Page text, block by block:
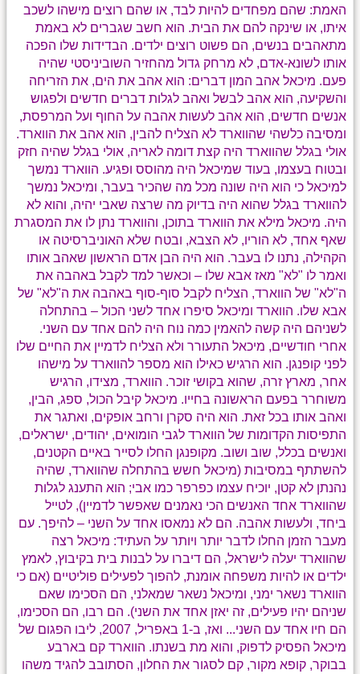
האמת: שהם מפחדים להיות לבד, או שהם רוצים מישהו לשכב
איתו, או שינקה להם את הבית. הוא חשב שגברים לא באמת
מתאהבים בנשים, הם פשוט רוצים ילדים. הבדידות שלו הפכה
אותו לשונא-אדם, לא מרחק גדול מהחזיר השוביניסטי שהיה
פעם. מיכאל אהב המון דברים: הוא אהב את הים, את הזריחה
והשקיעה, הוא אהב לבשל ואהב לגלות דברים חדשים ולפגוש
אנשים חדשים, הוא אהב לעשות אהבה על החוף ועל המרפסת,
ומסיבה כלשהי שהווארד לא הצליח להבין, הוא אהב את הווארד.
אולי בגלל שהווארד היה קצת דומה לאריה, אולי בגלל שהיה חזק
ובטוח בעצמו, בעוד שמיכאל היה מהוסס ופגיע. הווארד נמשך
למיכאל כי הוא היה שונה מכל מה שהכיר בעבר, ומיכאל נמשך
להווארד בגלל שהוא היה בדיוק מה שרצה שאבי יהיה, והוא לא
היה. מיכאל מילא את הווארד בתוכן, והווארד נתן לו את המסגרת
שאף אחד, לא הוריו, לא הצבא, ובטח שלא האוניברסיטה או
הקהילה, נתנו לו בעבר. הוא היה הבן אדם הראשון שאהב אותו
ואמר לו "לא" מאז אבא שלו – וכאשר למד לקבל באהבה את
ה"לא" של הווארד, הצליח לקבל סוף-סוף באהבה את ה"לא" של
אבא שלו. הווארד ומיכאל סיפרו אחד לשני הכול – בהתחלה
לשניהם היה קשה להאמין כמה נוח היה להם אחד עם השני.
אחרי חודשיים, מיכאל התעורר ולא הצליח לדמיין את החיים שלו
לפני קופנגן. הוא הרגיש כאילו הוא מספר להווארד על מישהו
אחר, מארץ זרה, שהוא בקושי זוכר. הווארד, מצידו, הרגיש
משוחרר בפעם הראשונה בחייו. מיכאל קיבל הכול, ספג, הבין,
ואהב אותו בכל זאת. הוא היה סקרן ורחב אופקים, ואתגר את
התפיסות הקדומות של הווארד לגבי הומואים, יהודים, ישראלים,
ואנשים בכלל, שוב ושוב. מקופנגן החלו לסייר באיים הקטנים,
להשתתף במסיבות (מיכאל חשש בהתחלה שהווארד, שהיה
נהנתן לא קטן, יוכיח עצמו כפרפר כמו אבי; הוא התענג לגלות
שהווארד אחד האנשים הכי נאמנים שאפשר לדמיין), לטייל
ביחד, ולעשות אהבה. הם לא נמאסו אחד על השני – להיפך. עם
מעבר הזמן החלו לדבר יותר ויותר על העתיד: מיכאל רצה
שהווארד יעלה לישראל, הם דיברו על לבנות בית בקיבוץ, לאמץ
ילדים או להיות משפחה אומנת, להפוך לפעילים פוליטיים (אם כי
הווארד נשאר ימני, ומיכאל נשאר שמאלני, הם הסכימו שאם
שניהם יהיו פעילים, זה יאזן אחד את השני). הם רבו, הם הסכימו,
הם חיו אחד עם השני... ואז, ב-1 באפריל, 2007, ליבו הפגום של
מיכאל הפסיק לדפוק, והוא מת בשנתו. הווארד קם בארבע
בבוקר, קופא מקור, קם לסגור את החלון, הסתובב להגיד משהו